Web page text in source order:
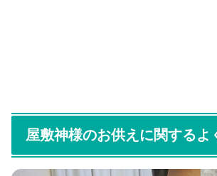
屋敷神様のお供えに関するよ